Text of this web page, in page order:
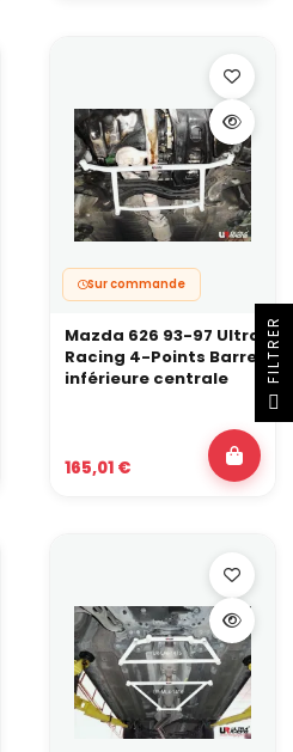
Sur commande
Mazda 626 93-97 Ultra
Racing 4-Points Barre
inférieure centrale
165,01 €
R